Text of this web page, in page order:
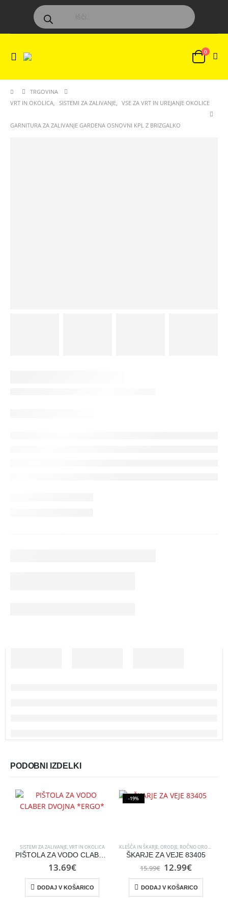
Products
search
0
TRGOVINA
VRT IN OKOLICA, SISTEMI ZA ZALIVANJE, VSE ZA VRT IN UREJANJE OKOLICE
GARNITURA ZA ZALIVANJE GARDENA OSNOVNI KPL Z BRIZGALKO
PODOBNI IZDELKI
SISTEMI ZA ZALIVANJE,VRT IN OKOLICA
PIŠTOLA ZA VODO CLABER DVOJNA *ERGO*
13.69€
DODAJ V KOŠARICO
-19%
KLEŠČA IN ŠKARJE,ORODJE, ROČNO ORODJE
ŠKARJE ZA VEJE 83405
15.99€ Izvirna
je
bila:
15.99€.
12.99€
je:
12.99€.
DODAJ V KOŠARICO